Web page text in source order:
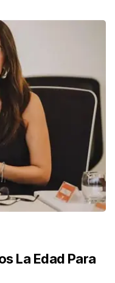
La Edad Para